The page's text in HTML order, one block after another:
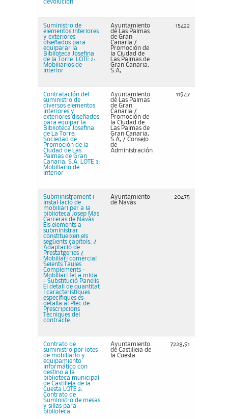
devolución.
Suministro de
elementos interiores
y exteriores
diseñados para
equiparar la
Biblioteca Josefina
de la Torre. LOTE 2:
Mobiliarios de
interior
Ayuntamiento
de Las Palmas
de Gran
Canaria /
Promoción de
la Ciudad de
Las Palmas de
Gran Canaria,
S.A,
15422
Contratación del
suministro de
diversos elementos
interiores y
exteriores diseñados
para equipar la
Biblioteca Josefina
de La Torre,
Sociedad de
Promoción de la
Ciudad de Las
Palmas de Gran
Canaria, S.A. LOTE 3:
Mobiliario de
interior
Ayuntamiento
de Las Palmas
de Gran
Canaria /
Promoción de
la Ciudad de
Las Palmas de
Gran Canaria,
S.A, / Consejo
de
Administración
11947
Subministrament i
instal·lació de
mobiliari per a la
biblioteca Josep Mas
Carreras de Navàs
Els elements a
subministrar
constitueixen els
següents capítols: ¿
Adaptació de
Prestatgeries ¿
Mobiliari comercial
Seients Taules
Complements -
Mobiliari fet a mida
- Substitució Panells
El detall de quantitat
i característiques
específiques es
detalla al Plec de
Prescripcions
Tècniques del
contracte.
Ayuntamiento
de Navàs
20475
Contrato de
suministro por lotes
de mobiliario y
equipamiento
informático con
destino a la
biblioteca municipal
de Castilleja de la
Cuesta LOTE 2:
Contrato de
Suministro de mesas
y sillas para
biblioteca.
Ayuntamiento
de Castilleja de
la Cuesta
7228,91